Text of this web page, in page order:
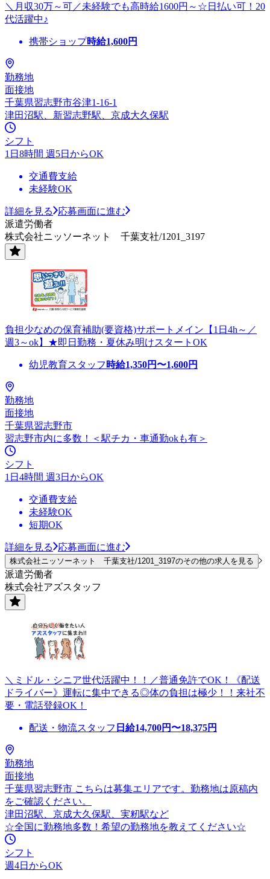
＼月収30万～可／未経験でも高時給1600円～☆日払い可！20
代活躍中♪
携帯ショップ時給1,600円
勤務地
面接地
千葉県習志野市谷津1-16-1
津田沼駅、新習志野駅、京成大久保駅
シフト
1日8時間 週5日からOK
交通費支給
未経験OK
詳細を見る
応募画面に進む
派遣労働者
株式会社ニッソーネット 千葉支社/1201_3197
負担少なめの保育補助(要資格)サポートメイン【1日4h～／
週3～ok】★即日勤務・夏休み明けスタートOK
幼児教育スタッフ 時給1,350円〜1,600円
勤務地
面接地
千葉県習志野市
習志野市内に多数！＜駅チカ・車通勤okも有＞
シフト
1日4時間 週3日からOK
交通費支給
未経験OK
短期OK
詳細を見る 応募画面に進む
株式会社ニッソーネット 千葉支社/1201_3197のその他の求人を見る
派遣労働者
株式会社アズスタッフ
＼ミドル・シニア世代活躍中！！／普通免許でOK！《配送
ドライバー》運転に集中できる◎体の負担は極少！！来社不
要・電話登録OK！
配送・物流スタッフ 日給14,700円〜18,375円
勤務地
面接地
千葉県習志野市 こちらは募集エリアです。勤務地は原稿内
をご確認ください。
津田沼駅、京成大久保駅、実籾駅など
☆全国に勤務地多数！希望の勤務地を教えてください☆
シフト
週4日からOK